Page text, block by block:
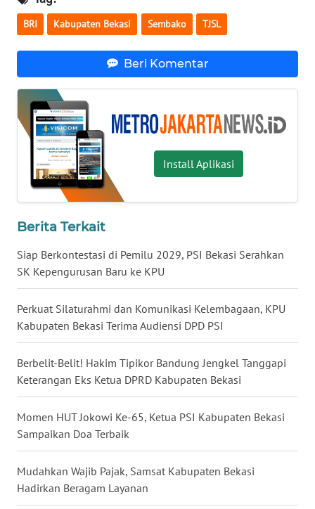
BRI Kabupaten Bekasi Sembako TJSL
Beri Komentar
Install Aplikasi
Berita Terkait
Siap Berkontestasi di Pemilu 2029, PSI Bekasi Serahkan
SK Kepengurusan Baru ke KPU
Perkuat Silaturahmi dan Komunikasi Kelembagaan, KPU
Kabupaten Bekasi Terima Audiensi DPD PSI
Berbelit-Belit! Hakim Tipikor Bandung Jengkel Tanggapi
Keterangan Eks Ketua DPRD Kabupaten Bekasi
Momen HUT Jokowi Ke-65, Ketua PSI Kabupaten Bekasi
Sampaikan Doa Terbaik
Mudahkan Wajib Pajak, Samsat Kabupaten Bekasi
Hadirkan Beragam Layanan
WN
KALTARA
WN
KALSEL
WN
KALTIM
WN
SULSEL
GORONTALO
SULUT
WN
MALUKU
WN
MALUT
WN
DAIRI
WN